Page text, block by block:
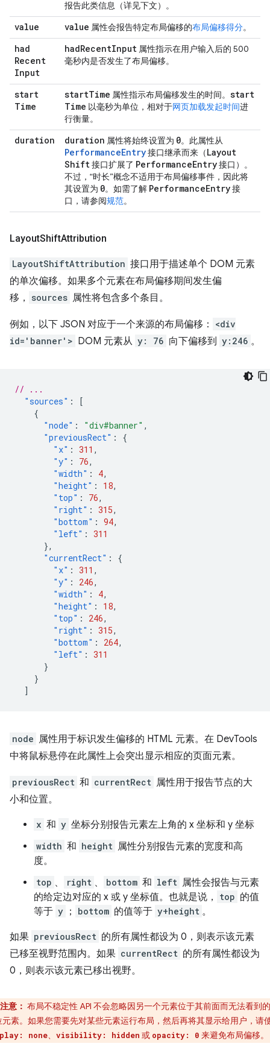
报告此类信息（详见下文）。
value value 属性会报告特定布局偏移的布局偏移得分。
had
Recent
Input
hadRecentInput 属性指示在用户输入后的 500
毫秒内是否发生了布局偏移。
start
Time
startTime 属性指示布局偏移发生的时间。 start
Time 以毫秒为单位，相对于网页加载发起时间进
行衡量。
duration duration 属性将始终设置为 0。此属性从
PerformanceEntry接口继承而来（Layout
Shift接口扩展了 PerformanceEntry接口）。
不过，“时长”概念不适用于布局偏移事件，因此将
其设置为 0。如需了解 PerformanceEntry接
口，请参阅规范。
LayoutShiftAttribution
LayoutShiftAttribution 接口用于描述单个 DOM 元素
的单次偏移。如果多个元素在布局偏移期间发生偏
移，
sources 属性将包含多个条目。
例如，以下 JSON 对应于一个来源的布局偏移：
<div
id='banner'> DOM 元素从 y: 76 向下偏移到 y:246 。
// ...
"sources" :
[
{
"node" : "div#banner" ,
"previousRect" :
{
"x" : 311 ,
"y" : 76,
"width" : 4,
"height" : 18,
"top" : 76,
"right" : 315,
"bottom" : 94,
"left" : 311
},
"currentRect" :
{
"x" : 311 ,
"y" : 246,
"width" : 4,
"height" : 18,
"top" : 246,
"right" : 315,
"bottom" : 264,
"left" : 311
}
}
]
node 属性用于标识发生偏移的 HTML 元素。在 DevTools
中将鼠标悬停在此属性上会突出显示相应的页面元素。
previousRect 和 currentRect 属性用于报告节点的大
小和位置。
x 和 y 坐标分别报告元素左上角的 x 坐标和 y 坐标
width 和 height 属性分别报告元素的宽度和高
度。
top 、 right 、 bottom 和 left 属性会报告与元素
的给定边对应的 x 或 y 坐标值。也就是说，
top 的值
等于 y ； bottom 的值等于 y+height 。
如果 previousRect 的所有属性都设为 0，则表示该元素
已移至视野范围内。如果 currentRect 的所有属性都设为
0，则表示该元素已移出视野。
注意： 布局不稳定性 API 不会忽略因另一个元素位于其前面而无法看到
元素。如果您需要先对某些元素运行布局，然后再将其显示给用户，请
none、 visibility: hidden 或 opacity: 0 来避免布局偏移。